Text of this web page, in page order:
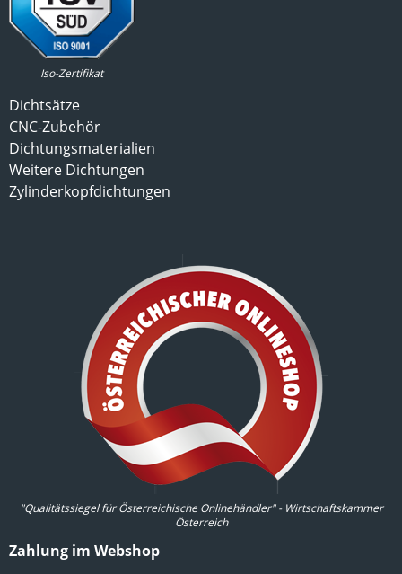
Iso-Zertifikat
Dichtsätze
CNC-Zubehör
Dichtungsmaterialien
Weitere Dichtungen
Zylinderkopfdichtungen
"Qualitätssiegel für Österreichische Onlinehändler" - Wirtschaftskammer
Österreich
Zahlung im Webshop